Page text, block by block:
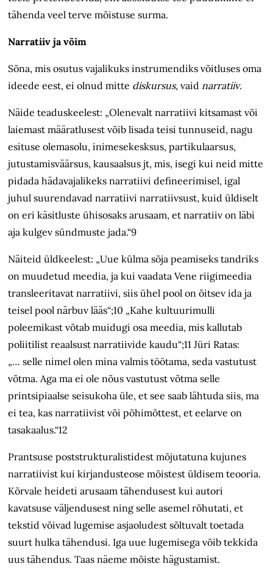
tähenda veel terve mõistuse surma.
Narratiiv ja võim
Sõna, mis osutus vajalikuks instrumendiks võitluses oma
ideede eest, ei olnud mitte diskursus, vaidnarratiiv.
Näide teaduskeelest: „Olenevalt narratiivi kitsamast või
laiemast määratlusest võib lisada teisi tunnuseid, nagu
esituse olemasolu, inimesekesksus, partikulaarsus,
jutustamisväärsus, kausaalsus jt, mis, isegi kui neid mitte
pidada hädavajalikeks narratiivi defineerimisel, igal
juhul suurendavad narratiivi narratiivsust, kuid üldiselt
on eri käsitluste ühisosaks arusaam, et narratiiv on läbi
aja kulgev sündmuste jada.“9
Näiteid üldkeelest: „Uue külma sõja peamiseks tandriks
on muudetud meedia, ja kui vaadata Vene riigimeedia
transleeritavat narratiivi, siis ühel pool on õitsev ida ja
teisel pool närbuv lääs“;10 „Kahe kultuurimulli
poleemikast võtab muidugi osa meedia, mis kallutab
poliitilist reaalsust narratiivide kaudu“;11 Jüri Ratas:
„… selle nimel olen mina valmis töötama, seda vastutust
võtma. Aga ma ei ole nõus vastutust võtma selle
printsipiaalse seisukoha üle, et see saab lähtuda siis, ma
ei tea, kas narratiivist või põhimõttest, et eelarve on
tasa­kaalus.“12
Prantsuse poststrukturalistidest mõjutatuna kujunes
narratiivist kui kirjandusteose mõistest üldisem teooria.
Kõrvale heideti arusaam tähendusest kui autori
kavatsuse väljendusest ning selle asemel rõhutati, et
tekstid võivad lugemise asjaoludest sõltuvalt toetada
suurt hulka tähendusi. Iga uue lugemisega võib tekkida
uus tähendus. Taas näeme mõiste hägustamist.